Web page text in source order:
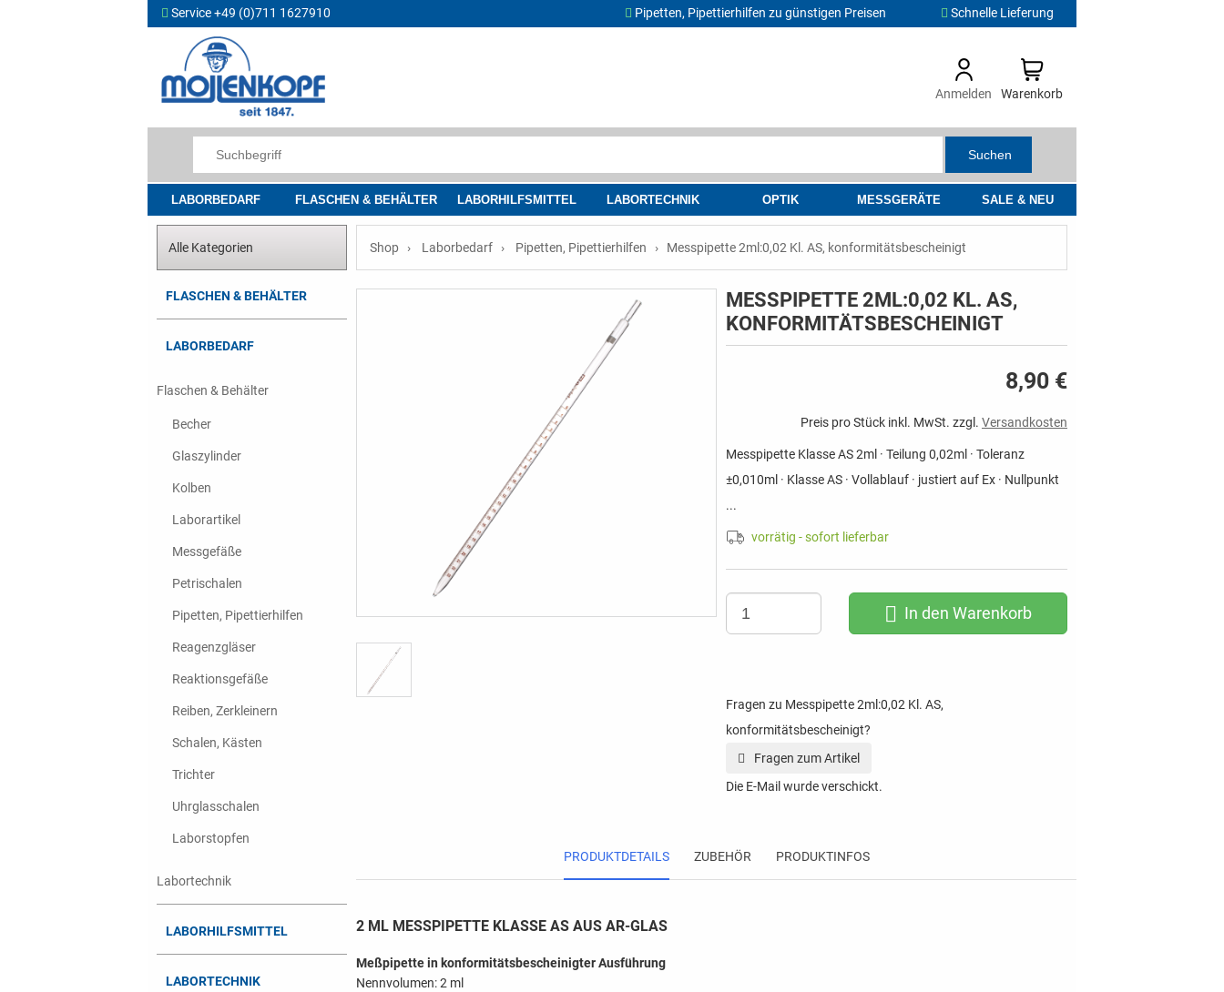
Service +49 (0)711 1627910 Pipetten, Pipettierhilfen zu günstigen Preisen Schnelle Lieferung
Anmelden Warenkorb
Suchen
LABORBEDARF FLASCHEN & BEHÄLTER LABORHILFSMITTEL LABORTECHNIK OPTIK MESSGERÄTE SALE & NEU
Alle Kategorien
FLASCHEN & BEHÄLTER
LABORBEDARF
Flaschen & Behälter
Becher
Glaszylinder
Kolben
Laborartikel
Messgefäße
Petrischalen
Pipetten, Pipettierhilfen
Reagenzgläser
Reaktionsgefäße
Reiben, Zerkleinern
Schalen, Kästen
Trichter
Uhrglasschalen
Laborstopfen
Labortechnik
LABORHILFSMITTEL
LABORTECHNIK
Shop Laborbedarf Pipetten, Pipettierhilfen Messpipette 2ml:0,02 Kl. AS, konformitätsbescheinigt
MESSPIPETTE 2ML:0,02 KL. AS,
KONFORMITÄTSBESCHEINIGT
8,90 €
Preis pro Stück inkl. MwSt. zzgl. Versandkosten
Messpipette Klasse AS 2ml · Teilung 0,02ml · Toleranz
±0,010ml · Klasse AS · Vollablauf · justiert auf Ex · Nullpunkt
...
vorrätig - sofort lieferbar
In den Warenkorb
Fragen zu Messpipette 2ml:0,02 Kl. AS,
konformitätsbescheinigt?
Fragen zum Artikel
Die E-Mail wurde verschickt.
PRODUKTDETAILS ZUBEHÖR PRODUKTINFOS
2 ML MESSPIPETTE KLASSE AS AUS AR-GLAS
Meßpipette in konformitätsbescheinigter Ausführung
Nennvolumen: 2 ml